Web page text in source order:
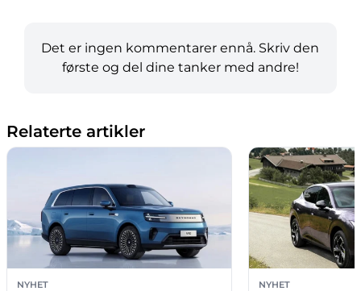
Det er ingen kommentarer ennå. Skriv den
første og del dine tanker med andre!
Relaterte artikler
NYHET NYHET